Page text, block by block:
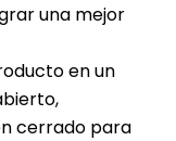
una mejor
en un
cerrado para